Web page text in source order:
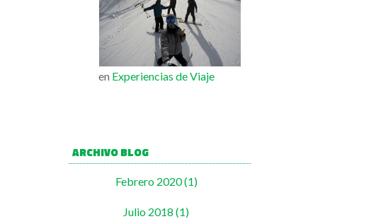
en Experiencias de Viaje
ARCHIVO BLOG
Febrero 2020 (1)
Julio 2018 (1)